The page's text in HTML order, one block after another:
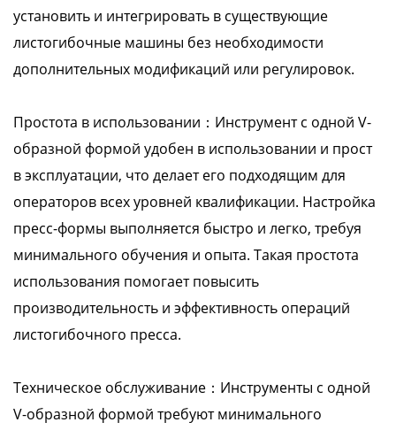
установить и интегрировать в существующие
листогибочные машины без необходимости
дополнительных модификаций или регулировок.
Простота в использовании：Инструмент с одной V-
образной формой удобен в использовании и прост
в эксплуатации, что делает его подходящим для
операторов всех уровней квалификации. Настройка
пресс-формы выполняется быстро и легко, требуя
минимального обучения и опыта. Такая простота
использования помогает повысить
производительность и эффективность операций
листогибочного пресса.
Техническое обслуживание：Инструменты с одной
V-образной формой требуют минимального